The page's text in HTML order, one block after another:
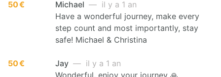
50 € Michael — il y a 1 an
Have a wonderful journey, make every
step count and most importantly, stay
safe! Michael & Christina
50 € Jay — il y a 1 an
Wonderful, enjoy your journey 🙏